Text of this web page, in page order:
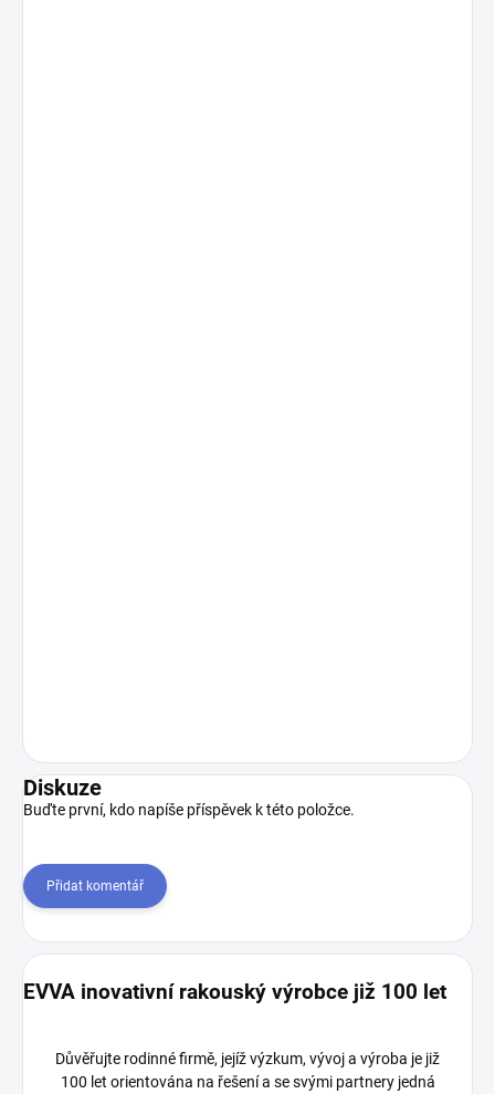
Diskuze
Buďte první, kdo napíše příspěvek k této položce.
Přidat komentář
EVVA inovativní rakouský výrobce již 100 let
Důvěřujte rodinné firmě, jejíž výzkum, vývoj a výroba je již
100 let orientována na řešení a se svými partnery jedná